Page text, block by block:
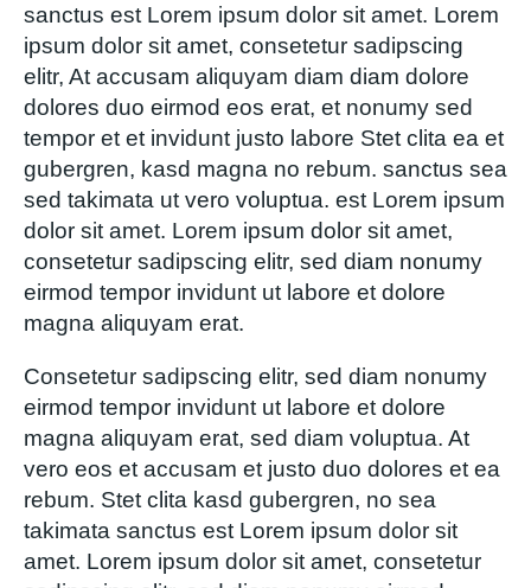
sanctus est Lorem ipsum dolor sit amet. Lorem
ipsum dolor sit amet, consetetur sadipscing
elitr, At accusam aliquyam diam diam dolore
dolores duo eirmod eos erat, et nonumy sed
tempor et et invidunt justo labore Stet clita ea et
gubergren, kasd magna no rebum. sanctus sea
sed takimata ut vero voluptua. est Lorem ipsum
dolor sit amet. Lorem ipsum dolor sit amet,
consetetur sadipscing elitr, sed diam nonumy
eirmod tempor invidunt ut labore et dolore
magna aliquyam erat.
Consetetur sadipscing elitr, sed diam nonumy
eirmod tempor invidunt ut labore et dolore
magna aliquyam erat, sed diam voluptua. At
vero eos et accusam et justo duo dolores et ea
rebum. Stet clita kasd gubergren, no sea
takimata sanctus est Lorem ipsum dolor sit
amet. Lorem ipsum dolor sit amet, consetetur